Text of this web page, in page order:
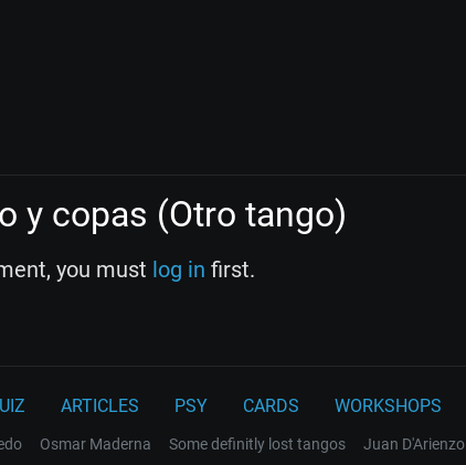
y copas (Otro tango)
you must log in first.
ARTICLES PSY CARDS WORKSHOPS
Osmar Maderna Some definitly lost tangos Juan D'Arienzo